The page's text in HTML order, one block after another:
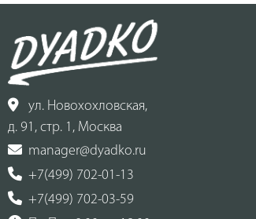
ул. Новохохловская,
д. 91, стр. 1, Москва
manager@dyadko.ru
+7(499) 702-01-13
+7(499) 702-03-59